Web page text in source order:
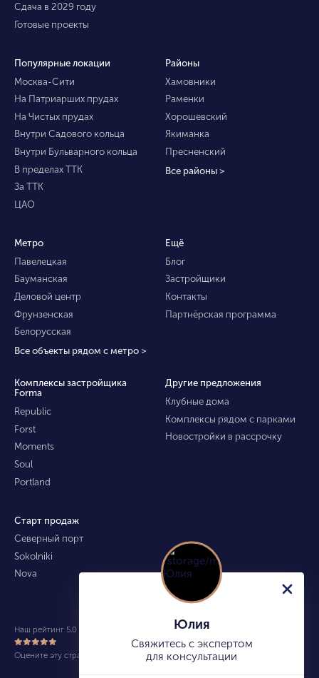
Сдача в 2029 году
Готовые проекты
Популярные локации
Москва-Сити
На Патриарших прудах
На Чистых прудах
Внутри Садового кольца
Внутри Бульварного кольца
В пределах ТТК
За ТТК
ЦАО
Районы
Хамовники
Раменки
Хорошевский
Якиманка
Пресненский
Все районы >
Метро
Павелецкая
Бауманская
Деловой центр
Фрунзенская
Белорусская
Все объекты рядом с метро >
Ещё
Блог
Застройщики
Контакты
Партнёрская программа
Комплексы застройщика
Forma
Republic
Forst
Moments
Soul
Portland
Другие предложения
Клубные дома
Комплексы рядом с парками
Новостройки в рассрочку
Старт продаж
Северный порт
Sokolniki
Nova
Наш рейтинг 5.0 из 5 (490)
Оцените эту страницу
Юлия
Свяжитесь с экспертом
для консультации